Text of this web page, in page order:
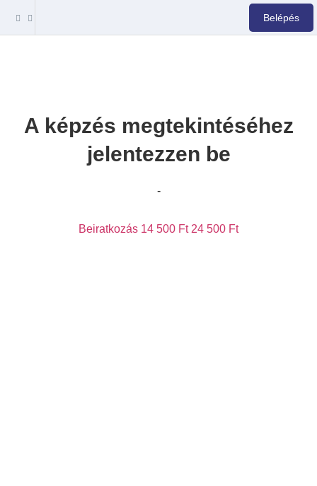
Belépés
A képzés megtekintéséhez
jelentezzen be
-
Beiratkozás 14 500 Ft 24 500 Ft